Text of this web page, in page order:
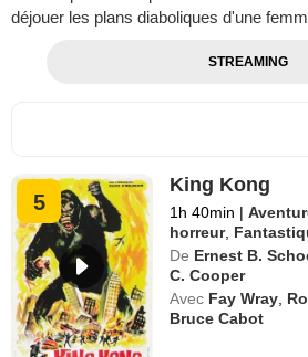
déjouer les plans diaboliques d'une
STREAMING
5
King Kong
1h 40min |
horreur,
De Ernest B.
C. Cooper
Avec Fay Wray
Bruce Cabot